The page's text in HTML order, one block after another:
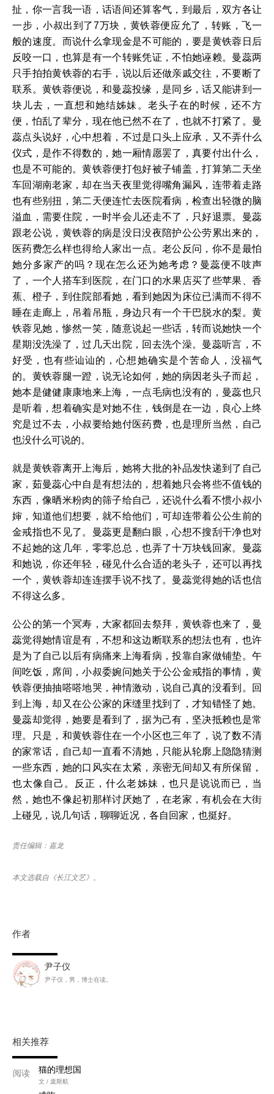
扯，你一言我一语，话语间还算客气，到最后，双方各让
一步，小叔出到了7万块，黄铁蓉便应允了，转账，飞一
般的速度。而说什么拿现金是不可能的，要是黄铁蓉日后
反咬一口，也算是有一个转账凭证，不怕她诬赖。曼蕊两
只手拍拍黄铁蓉的右手，说以后还做亲戚交往，不要断了
联系。黄铁蓉便说，和曼蕊投缘，是同乡，话又能讲到一
块儿去，一直想和她结姊妹。老头子在的时候，还不方
便，怕乱了辈分，现在他已然不在了，也就不打紧了。曼
蕊点头说好，心中想着，不过是口头上应承，又不弄什么
仪式，是作不得数的，她一厢情愿罢了，真要付出什么，
也是不可能的。黄铁蓉便打包好被子铺盖，打算第二天坐
车回湖南老家，却在当天夜里觉得嘴角漏风，连带着走路
也有些别扭，第二天便连忙去医院看病，检查出轻微的脑
溢血，需要住院，一时半会儿还走不了，只好退票。曼蕊
跟老公说，黄铁蓉的病是没日没夜陪护公公劳累出来的，
医药费怎么样也得给人家出一点。老公反问，你不是最怕
她分多家产的吗？现在怎么还为她考虑？曼蕊便不吱声
了，一个人搭车到医院，在门口的水果店买了些苹果、香
蕉、橙子，到住院部看她，看到她因为床位已满而不得不
睡在走廊上，吊着吊瓶，身边只有一个干巴脱水的梨。黄
铁蓉见她，惨然一笑，随意说起一些话，转而说她快一个
星期没洗澡了，过几天出院，回去洗个澡。曼蕊听言，不
好受，也有些讪讪的，心想她确实是个苦命人，没福气
的。黄铁蓉腿一蹬，说无论如何，她的病因老头子而起，
她本是健健康康地来上海，一点毛病也没有的，曼蕊也只
是听着，想着确实是对她不住，钱倒是在一边，良心上终
究是过不去，小叔要给她付医药费，也是理所当然，自己
也没什么可说的。
就是黄铁蓉离开上海后，她将大批的补品发快递到了自己
家，茹曼蕊心中自是有想法的，想着她只会将些不值钱的
东西，像晒米粉肉的筛子给自己，还说什么看不惯小叔小
婶，知道他们想要，就不给他们，可却连带着公公生前的
金戒指也不见了。曼蕊更是翻白眼，心想不搜刮干净也对
不起她的这几年，零零总总，也弄了十万块钱回家。曼蕊
和她说，你还年轻，碰见什么合适的老头子，还可以再找
一个，黄铁蓉却连连摆手说不找了。曼蕊觉得她的话也信
不得这么多。
公公的第一个冥寿，大家都回去祭拜，黄铁蓉也来了，曼
蕊觉得她情谊是有，不想和这边断联系的想法也有，也许
是为了自己以后有病痛来上海看病，投靠自家做铺垫。午
间吃饭，席间，小叔委婉问她关于公公金戒指的事情，黄
铁蓉便抽抽嗒嗒地哭，神情激动，说自己真的没看到。回
到上海，却又在公公家的床缝里找到了，才知错怪了她。
曼蕊却觉得，她要是看到了，据为己有，坚决抵赖也是常
理。只是，和黄铁蓉住在一个小区也三年了，说了数不清
的家常话，自己却一直看不清她，只能从轮廓上隐隐猜测
一些东西，她的口风实在太紧，亲密无间却又有所保留，
也太像自己。反正，什么老姊妹，也只是说说而已，当
然，她也不像起初那样讨厌她了，在老家，有机会在大街
上碰见，说几句话，聊聊近况，各自回家，也挺好。
责任编辑：嘉龙
本文选载自《长江文艺》。
作者
尹子仪
尹子仪，男，博士在读。
相关推荐
阅读 猫的理想国
文 / 庞斯航